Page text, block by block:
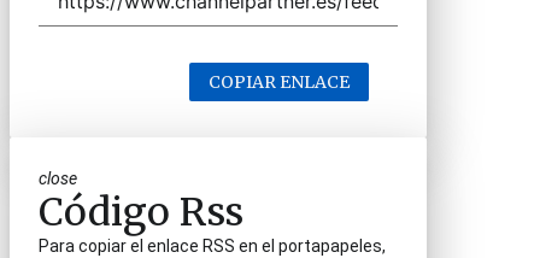
COPIAR ENLACE
close
Código Rss
Para copiar el enlace RSS en el portapapeles,